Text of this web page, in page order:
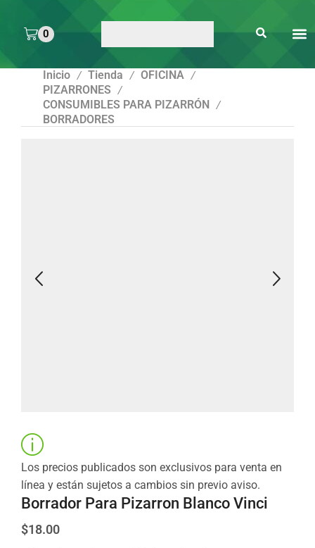
0
Inicio / Tienda / OFICINA /
PIZARRONES /
CONSUMIBLES PARA PIZARRÓN /
BORRADORES
Los precios publicados son exclusivos para venta en
línea y están sujetos a cambios sin previo aviso.
Borrador Para Pizarron Blanco Vinci
$18.00